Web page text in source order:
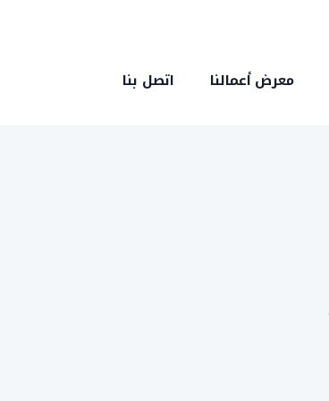
معرض أعمالنا اتصل بنا